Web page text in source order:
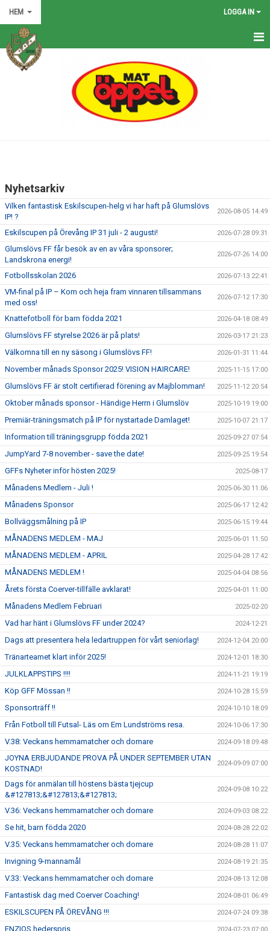
HEM LOGGA IN
HEM
KALENDER
BILDGALLERI
MATCHER
VÅRA LAG
BLI MEDLEM
KLÄDKOLLEKTION
FOTBOLLSSKOLAN 2026
Nyhetsarkiv
Vilken fantastisk Eskilscupen-helg vi har haft på Glumslövs
IP! ?
2026-08-05 14:49
Eskilscupen på Örevång IP 31 juli - 2 augusti! 2026-07-28 09:31
Glumslövs FF får besök av en av våra sponsorer;
Landskrona energi!
2026-07-26 14:00
Fotbollsskolan 2026 2026-07-13 22:41
VM-final på IP – Kom och heja fram vinnaren tillsammans
med oss!
2026-07-12 17:30
Knattefotboll för barn födda 2021 2026-04-18 08:49
Glumslövs FF styrelse 2026 är på plats! 2026-03-17 21:23
Välkomna till en ny säsong i Glumslövs FF! 2026-01-31 11:44
November månads Sponsor 2025! VISION HAIRCARE! 2025-11-15 17:00
Glumslövs FF är stolt certifierad förening av Majblomman! 2025-11-12 20:54
Oktober månads sponsor - Händige Herrn i Glumslöv 2025-10-19 19:00
Premiär-träningsmatch på IP för nystartade Damlaget! 2025-10-07 21:17
Information till träningsgrupp födda 2021 2025-09-27 07:54
JumpYard 7-8 november - save the date! 2025-09-25 19:54
GFFs Nyheter inför hösten 2025! 2025-08-17
Månadens Medlem - Juli ! 2025-06-30 11:06
Månadens Sponsor 2025-06-17 12:42
Bollväggsmålning på IP 2025-06-15 19:44
MÅNADENS MEDLEM - MAJ 2025-06-01 11:50
MÅNADENS MEDLEM - APRIL 2025-04-28 17:42
MÅNADENS MEDLEM ! 2025-04-04 08:56
Årets första Coerver-tillfälle avklarat! 2025-04-01 11:00
Månadens Medlem Februari 2025-02-20
Vad har hänt i Glumslövs FF under 2024? 2024-12-21
Dags att presentera hela ledartruppen för vårt seniorlag! 2024-12-04 20:00
Tränarteamet klart inför 2025! 2024-12-01 18:30
JULKLAPPSTIPS !!!! 2024-11-21 19:19
Köp GFF Mössan !! 2024-10-28 15:59
Sponsorträff !! 2024-10-10 18:09
Från Fotboll till Futsal- Läs om Em Lundströms resa. 2024-10-06 17:30
V.38: Veckans hemmamatcher och domare 2024-09-18 09:48
JOYNA ERBJUDANDE PROVA PÅ UNDER SEPTEMBER UTAN
KOSTNAD!
2024-09-09 07:00
Dags för anmälan till höstens bästa tjejcup
&#127813;&#127813;&#127813;
2024-09-08 10:22
V.36: Veckans hemmamatcher och domare 2024-09-03 08:22
Se hit, barn födda 2020 2024-08-28 22:02
V.35: Veckans hemmamatcher och domare 2024-08-28 11:07
Invigning 9-mannamål 2024-08-19 21:35
V.33: Veckans hemmamatcher och domare 2024-08-13 12:08
Fantastisk dag med Coerver Coaching! 2024-08-01 06:49
ESKILSCUPEN PÅ ÖREVÅNG !!! 2024-07-24 09:38
ENZIOS hederspris